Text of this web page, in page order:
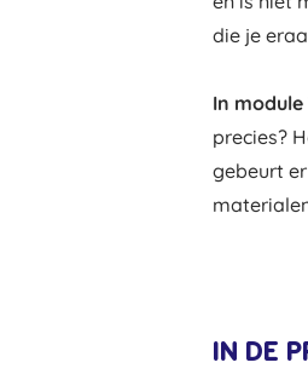
die je
In module
precies?
gebeurt
IN DE